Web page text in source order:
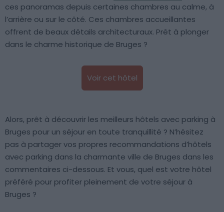
ces panoramas depuis certaines chambres au calme, à
l’arrière ou sur le côté. Ces chambres accueillantes
offrent de beaux détails architecturaux. Prêt à plonger
dans le charme historique de Bruges ?
Voir cet hôtel
Alors, prêt à découvrir les meilleurs hôtels avec parking à
Bruges pour un séjour en toute tranquillité ? N’hésitez
pas à partager vos propres recommandations d’hôtels
avec parking dans la charmante ville de Bruges dans les
commentaires ci-dessous. Et vous, quel est votre hôtel
préféré pour profiter pleinement de votre séjour à
Bruges ?